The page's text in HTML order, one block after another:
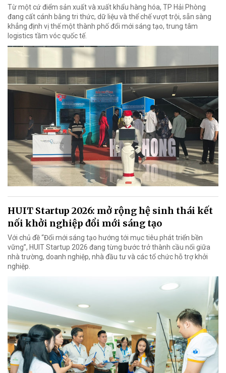
Từ một cứ điểm sản xuất và xuất khẩu hàng hóa, TP Hải Phòng
đang cất cánh bằng tri thức, dữ liệu và thể chế vượt trội, sẵn sàng
khẳng định vị thế một thành phố đổi mới sáng tạo, trung tâm
logistics tầm vóc quốc tế.
HUIT Startup 2026: mở rộng hệ sinh thái kết
nối khởi nghiệp đổi mới sáng tạo
Với chủ đề “Đổi mới sáng tạo hướng tới mục tiêu phát triển bền
vững”, HUIT Startup 2026 đang từng bước trở thành cầu nối giữa
nhà trường, doanh nghiệp, nhà đầu tư và các tổ chức hỗ trợ khởi
nghiệp.